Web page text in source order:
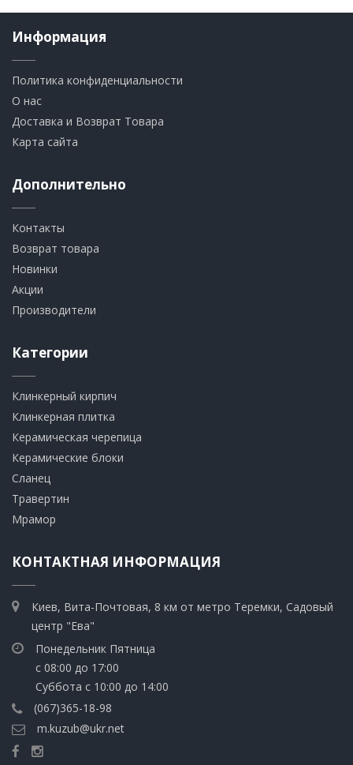
Информация
Политика конфиденциальности
О нас
Доставка и Возврат Товара
Карта сайта
Дополнительно
Контакты
Возврат товара
Новинки
Акции
Производители
Категории
Клинкерный кирпич​
​Клинкерная плитка
​Керамическая черепица
​Керамические блоки
​Сланец
Травертин​
​Мрамор
КОНТАКТНАЯ ИНФОРМАЦИЯ
Киев, Вита-Почтовая, 8 км от метро Теремки, Садовый
центр "Ева"
Понедельник Пятница
с 08:00 до 17:00
Суббота с 10:00 до 14:00
(067)365-18-98
m.kuzub@ukr.net